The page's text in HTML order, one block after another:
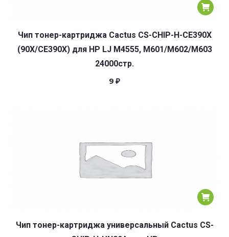
Чип тонер-картриджа Cactus CS-CHIP-H-CE390X
(90X/CE390X) для HP LJ M4555, M601/M602/M603
24000стр.
9 ₽
Чип тонер-картриджа универсальный Cactus CS-